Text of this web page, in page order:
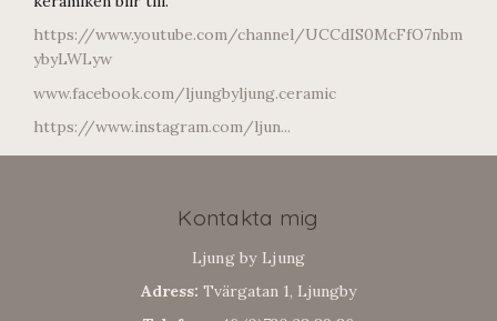
https://www.youtube.com/channel/UCCdIS0McFfO7nbm
ybyLWLyw
www.facebook.com/ljungbyljung.ceramic
https://www.instagram.com/ljun...
Kontakta mig
Ljung by Ljung
Adress: Tvärgatan 1, Ljungby